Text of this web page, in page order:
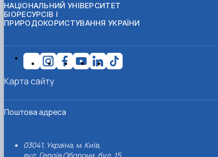
НАЦІОНАЛЬНИЙ УНІВЕРСИТЕТ
БІОРЕСУРСІВ І
ПРИРОДОКОРИСТУВАННЯ УКРАЇНИ
Поштова адреса
03041, Україна, м. Київ,
Карта сайту